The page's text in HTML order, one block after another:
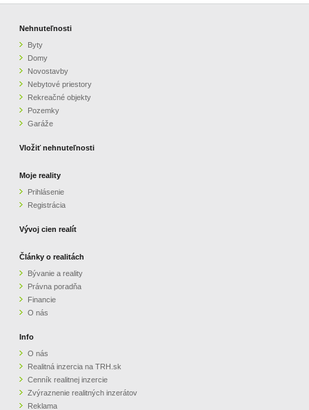
GARÁŽE
O NÁS
CENNÍK REALITNEJ INZERCIE
ZVÝRAZNENIE REALITNÝCH INZERÁTOV
PARTNERI
OBCHODNÉ PODMIENKY
KONTAKT
Nehnuteľnosti
Byty
Domy
Novostavby
Nebytové priestory
Rekreačné objekty
Pozemky
Garáže
Vložiť nehnuteľnosti
Moje reality
Prihlásenie
Registrácia
Vývoj cien realít
Články o realitách
Bývanie a reality
Právna poradňa
Financie
O nás
Info
O nás
Realitná inzercia na TRH.sk
Cenník realitnej inzercie
Zvýraznenie realitných inzerátov
Reklama